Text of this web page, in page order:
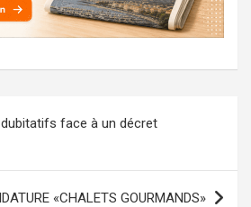
face à un décret
«CHALETS GOURMANDS»